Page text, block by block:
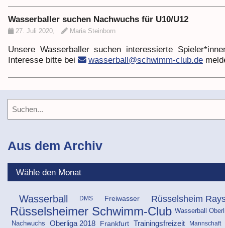
Wasserballer suchen Nachwuchs für U10/U12
27. Juli 2020, Maria Steinborn
Unsere Wasserballer suchen interessierte
Interesse bitte bei
wasserball@schwimm-club.de
Aus dem Archiv
Wasserball DMS Freiwasser Rüsselsheim
Rüsselsheimer Schwimm-Club Wasserball
Nachwuchs
Oberliga 2018 Frankfurt Trainingsfreizeit
Mannschaft